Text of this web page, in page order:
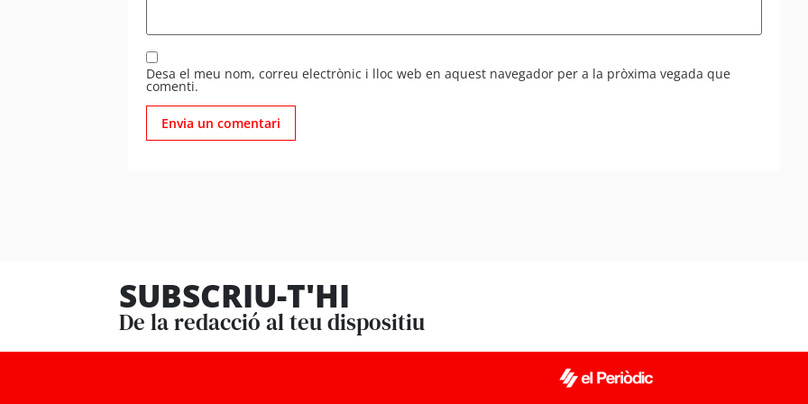
Desa el meu nom, correu electrònic i lloc web en aquest navegador per a la pròxima vegada que
comenti.
SUBSCRIU-T'HI
De la redacció al teu dispositiu